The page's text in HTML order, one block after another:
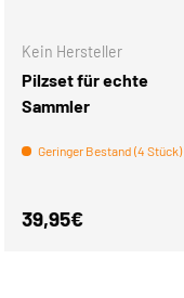
Kein Hersteller
Pilzset für echte
Sammler
Geringer Bestand (4 Stück)
Normaler Preis
39,95€